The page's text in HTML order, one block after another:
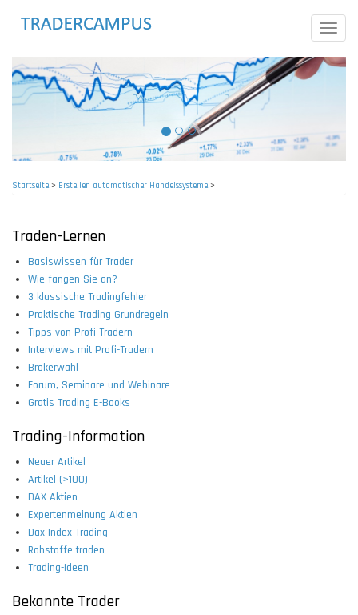
Toggle
Startseite> Erstellen automatischer Handelssysteme>
Traden-Lernen
Basiswissen für Trader
Wie fangen Sie an?
3 klassische Tradingfehler
Praktische Trading Grundregeln
Tipps von Profi-Tradern
Interviews mit Profi-Tradern
Brokerwahl
Forum, Seminare und Webinare
Gratis Trading E-Books
Trading-Information
Neuer Artikel
Artikel (>100)
DAX Aktien
Expertenmeinung Aktien
Dax Index Trading
Rohstoffe traden
Trading-Ideen
Bekannte Trader